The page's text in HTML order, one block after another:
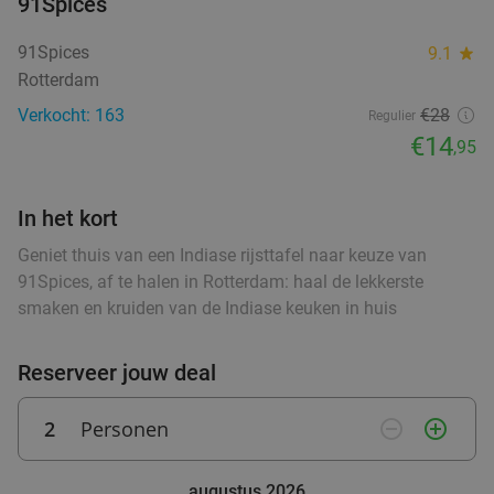
28%
Masala
9.4 star
High tea (1,5 uur), shared brunch of ontbijt bij
Morgen
Ma Di Wo
Teds Rotterdam Op 't Dak
9.3star
Rotterdam directions_walk
Verkocht: 754 €22,95
91Spices 9.1 star
Rotterdam
Verkocht: 163
Regulier €28
€14,95
In het kort
Geniet thuis van een Indiase rijsttafel naar keuze van
91Spices, af te halen in Rotterdam: haal de lekkerste
smaken en kruiden van de Indiase keuken in huis
Reserveer jouw deal
2 Personen add_circle_outline